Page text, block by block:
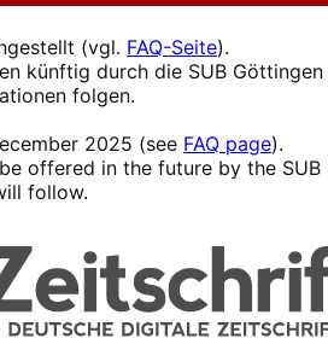
(vgl. FAQ-Seite).
künftig durch die SUB
folgen.
2025 (see FAQ page).
offered in the future by the
follow.